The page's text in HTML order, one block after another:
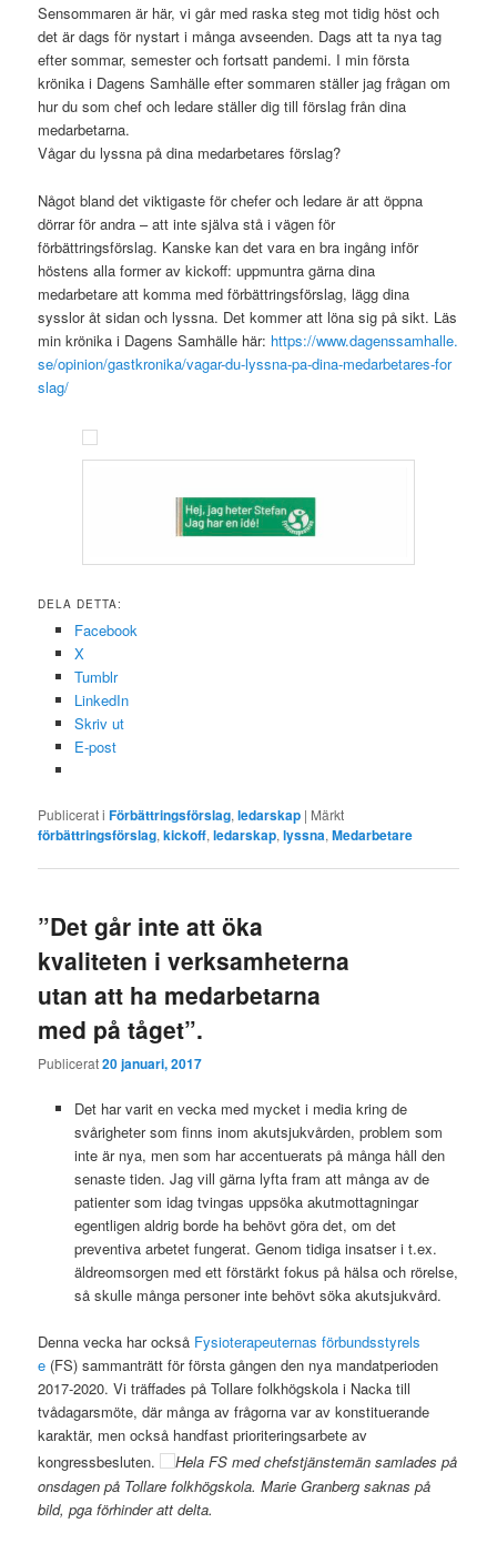
Sensommaren är här, vi går med raska steg mot tidig höst och
det är dags för nystart i många avseenden. Dags att ta nya tag
efter sommar, semester och fortsatt pandemi. I min första
krönika i Dagens Samhälle efter sommaren ställer jag frågan om
hur du som chef och ledare ställer dig till förslag från dina
medarbetarna.
Vågar du lyssna på dina medarbetares förslag?
Något bland det viktigaste för chefer och ledare är att öppna
dörrar för andra – att inte själva stå i vägen för
förbättringsförslag. Kanske kan det vara en bra ingång inför
höstens alla former av kickoff: uppmuntra gärna dina
medarbetare att komma med förbättringsförslag, lägg dina
sysslor åt sidan och lyssna. Det kommer att löna sig på sikt. Läs
min krönika i Dagens Samhälle här: https://www.dagenssamhalle.
se/opinion/gastkronika/vagar-du-lyssna-pa-dina-medarbetares-for
slag/
DELA DETTA:
Facebook
X
Tumblr
LinkedIn
Skriv ut
E-post
Publicerat i Förbättringsförslag,ledarskap | Märkt
förbättringsförslag,kickoff,ledarskap,lyssna,Medarbetare
”Det går inte att öka
kvaliteten i verksamheterna
utan att ha medarbetarna
med på tåget”.
Publicerat20 januari, 2017
Det har varit en vecka med mycket i media kring de
svårigheter som finns inom akutsjukvården, problem som
inte är nya, men som har accentuerats på många håll den
senaste tiden. Jag vill gärna lyfta fram att många av de
patienter som idag tvingas uppsöka akutmottagningar
egentligen aldrig borde ha behövt göra det, om det
preventiva arbetet fungerat. Genom tidiga insatser i t.ex.
äldreomsorgen med ett förstärkt fokus på hälsa och rörelse,
så skulle många personer inte behövt söka akutsjukvård.
Denna vecka har också Fysioterapeuternas förbundsstyrels
e (FS) sammanträtt för första gången den nya mandatperioden
2017-2020. Vi träffades på Tollare folkhögskola i Nacka till
tvådagarsmöte, där många av frågorna var av konstituerande
karaktär, men också handfast prioriteringsarbete av
kongressbesluten.
Hela FS med chefstjänstemän samlades på
onsdagen på Tollare folkhögskola. Marie Granberg saknas på
bild, pga förhinder att delta.